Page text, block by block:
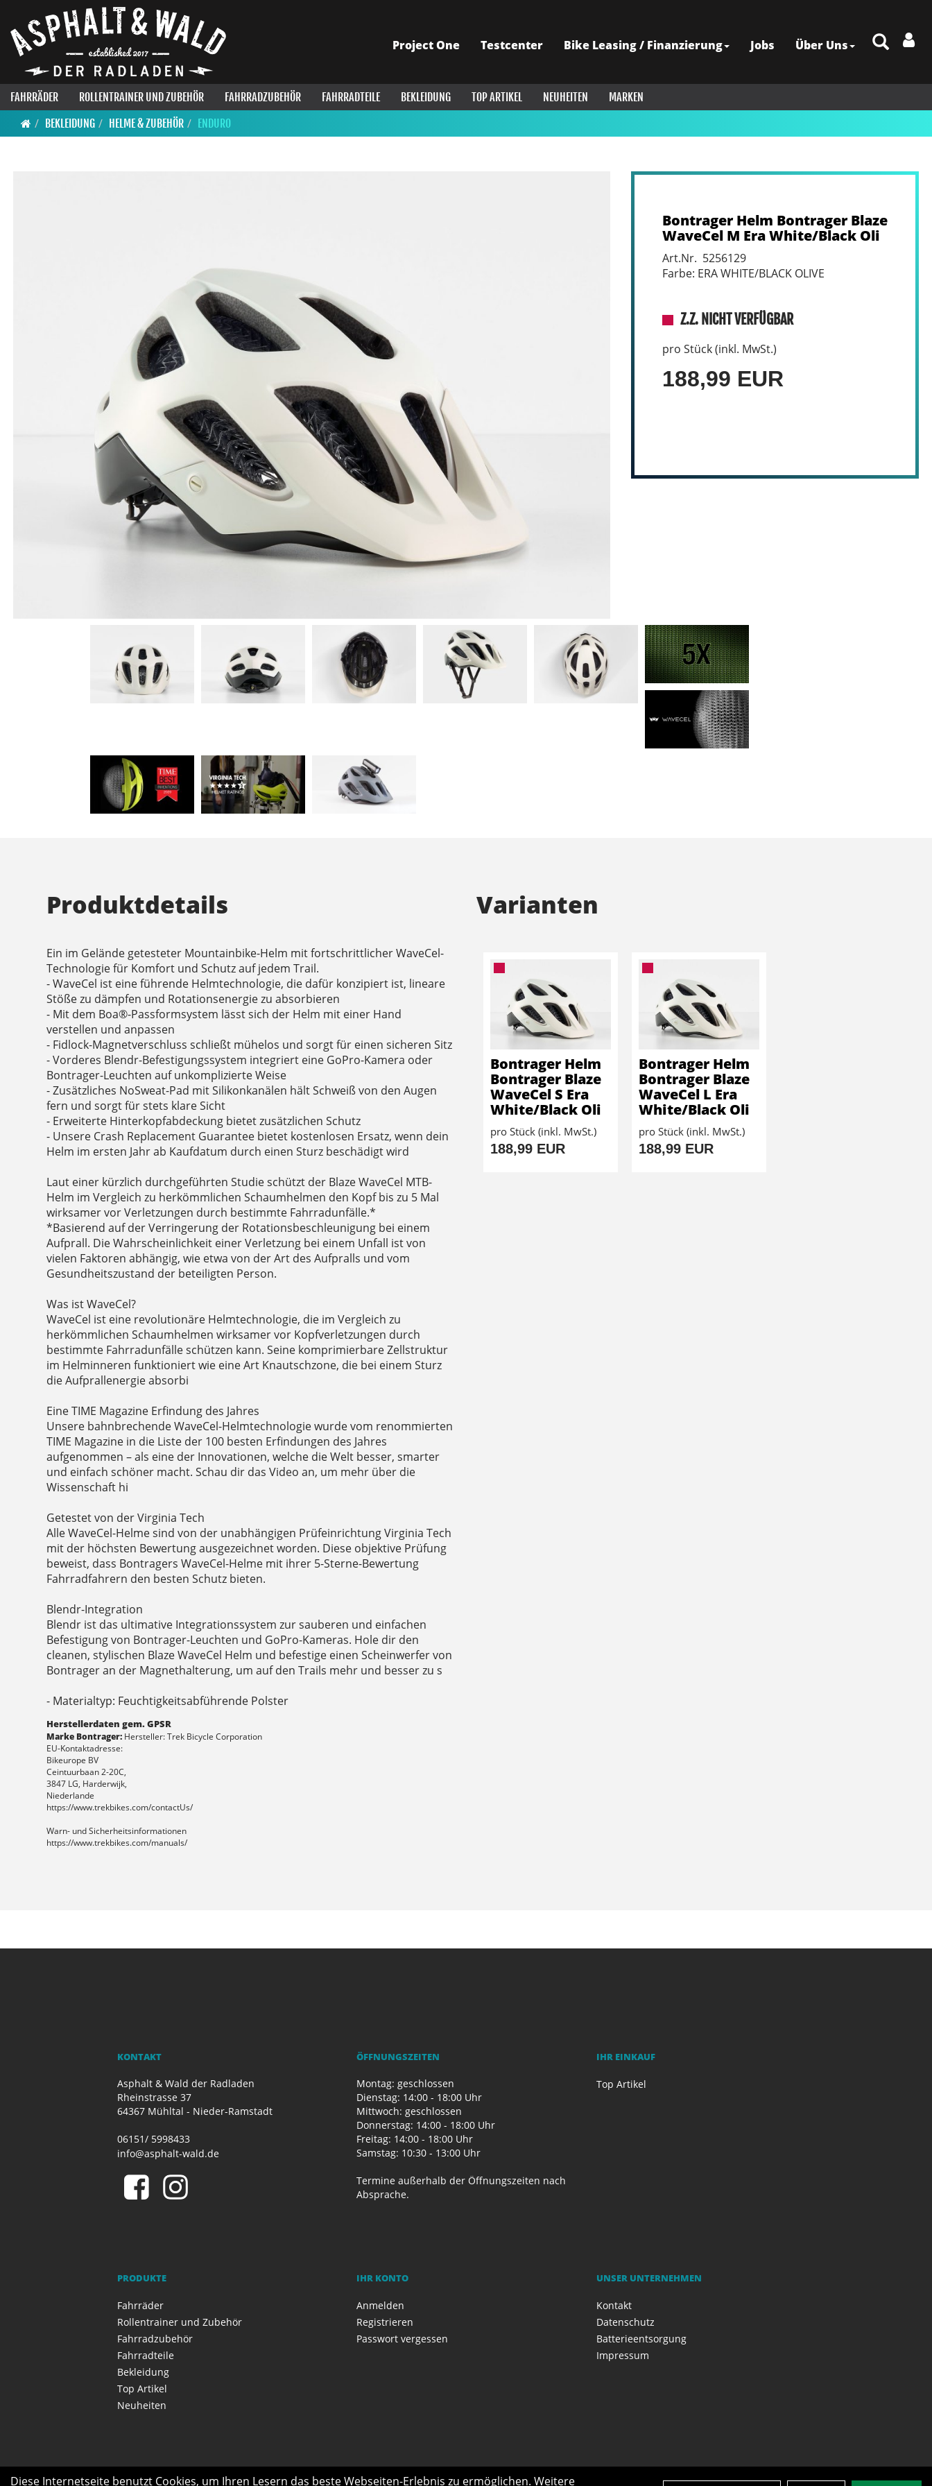
Project One Testcenter Bike Leasing / Finanzierung Jobs Über Uns
FAHRRÄDER ROLLENTRAINER UND ZUBEHÖR FAHRRADZUBEHÖR FAHRRADTEILE BEKLEIDUNG TOP ARTIKEL NEUHEITEN
MARKEN
BEKLEIDUNG
HELME & ZUBEHÖR ENDURO
Bontrager Helm Bontrager Blaze
WaveCel M Era White/Black Oli
Art.Nr. 5256129
Farbe: ERA WHITE/BLACK OLIVE
Z.Z. NICHT VERFÜGBAR
pro Stück (inkl. MwSt.)
188,99 EUR
Produktdetails
Ein im Gelände getesteter Mountainbike-Helm mit fortschrittlicher WaveCel-
Technologie für Komfort und Schutz auf jedem Trail.
- WaveCel ist eine führende Helmtechnologie, die dafür konzipiert ist, lineare
Stöße zu dämpfen und Rotationsenergie zu absorbieren
- Mit dem Boa®-Passformsystem lässt sich der Helm mit einer Hand
verstellen und anpassen
- Fidlock-Magnetverschluss schließt mühelos und sorgt für einen sicheren Sitz
- Vorderes Blendr-Befestigungssystem integriert eine GoPro-Kamera oder
Bontrager-Leuchten auf unkomplizierte Weise
- Zusätzliches NoSweat-Pad mit Silikonkanälen hält Schweiß von den Augen
fern und sorgt für stets klare Sicht
- Erweiterte Hinterkopfabdeckung bietet zusätzlichen Schutz
- Unsere Crash Replacement Guarantee bietet kostenlosen Ersatz, wenn dein
Helm im ersten Jahr ab Kaufdatum durch einen Sturz beschädigt wird
Laut einer kürzlich durchgeführten Studie schützt der Blaze WaveCel MTB-
Helm im Vergleich zu herkömmlichen Schaumhelmen den Kopf bis zu 5 Mal
wirksamer vor Verletzungen durch bestimmte Fahrradunfälle.*
*Basierend auf der Verringerung der Rotationsbeschleunigung bei einem
Aufprall. Die Wahrscheinlichkeit einer Verletzung bei einem Unfall ist von
vielen Faktoren abhängig, wie etwa von der Art des Aufpralls und vom
Gesundheitszustand der beteiligten Person.
Was ist WaveCel?
WaveCel ist eine revolutionäre Helmtechnologie, die im Vergleich zu
herkömmlichen Schaumhelmen wirksamer vor Kopfverletzungen durch
bestimmte Fahrradunfälle schützen kann. Seine komprimierbare Zellstruktur
im Helminneren funktioniert wie eine Art Knautschzone, die bei einem Sturz
die Aufprallenergie absorbi
Eine TIME Magazine Erfindung des Jahres
Unsere bahnbrechende WaveCel-Helmtechnologie wurde vom renommierten
TIME Magazine in die Liste der 100 besten Erfindungen des Jahres
aufgenommen – als eine der Innovationen, welche die Welt besser, smarter
und einfach schöner macht. Schau dir das Video an, um mehr über die
Wissenschaft hi
Getestet von der Virginia Tech
Alle WaveCel-Helme sind von der unabhängigen Prüfeinrichtung Virginia Tech
mit der höchsten Bewertung ausgezeichnet worden. Diese objektive Prüfung
beweist, dass Bontragers WaveCel-Helme mit ihrer 5-Sterne-Bewertung
Fahrradfahrern den besten Schutz bieten.
Blendr-Integration
Blendr ist das ultimative Integrationssystem zur sauberen und einfachen
Befestigung von Bontrager-Leuchten und GoPro-Kameras. Hole dir den
cleanen, stylischen Blaze WaveCel Helm und befestige einen Scheinwerfer von
Bontrager an der Magnethalterung, um auf den Trails mehr und besser zu s
- Materialtyp: Feuchtigkeitsabführende Polster
Herstellerdaten gem. GPSR
Marke Bontrager: Hersteller: Trek Bicycle Corporation
EU-Kontaktadresse:
Bikeurope BV
Ceintuurbaan 2-20C,
3847 LG, Harderwijk,
Niederlande
https://www.trekbikes.com/contactUs/
Warn- und Sicherheitsinformationen
https://www.trekbikes.com/manuals/
Varianten
Bontrager Helm
Bontrager Blaze
WaveCel S Era
White/Black Oli
pro Stück (inkl. MwSt.)
188,99 EUR
Bontrager Helm
Bontrager Blaze
WaveCel L Era
White/Black Oli
pro Stück (inkl. MwSt.)
188,99 EUR
KONTAKT
Asphalt & Wald der Radladen
Rheinstrasse 37
64367 Mühltal - Nieder-Ramstadt
06151/ 5998433
info@asphalt-wald.de
ÖFFNUNGSZEITEN
Montag: geschlossen
Dienstag: 14:00 - 18:00 Uhr
Mittwoch: geschlossen
Donnerstag: 14:00 - 18:00 Uhr
Freitag: 14:00 - 18:00 Uhr
Samstag: 10:30 - 13:00 Uhr
Termine außerhalb der Öffnungszeiten nach
Absprache.
IHR EINKAUF
Top Artikel
PRODUKTE
Fahrräder
Rollentrainer und Zubehör
Fahrradzubehör
Fahrradteile
Bekleidung
Top Artikel
Neuheiten
IHR KONTO
Anmelden
Registrieren
Passwort vergessen
UNSER UNTERNEHMEN
Kontakt
Datenschutz
Batterieentsorgung
Impressum
Diese Internetseite benutzt Cookies, um Ihren Lesern das beste Webseiten-Erlebnis zu ermöglichen. Weitere